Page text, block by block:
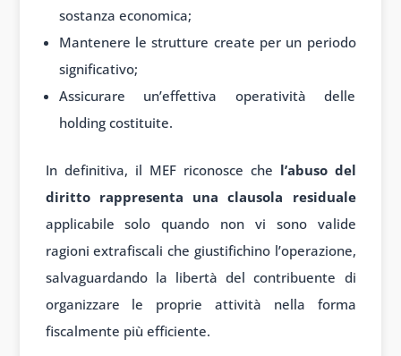
sostanza economica;
Mantenere le strutture create per un periodo
significativo;
Assicurare un’effettiva operatività delle
holding costituite.
In definitiva, il MEF riconosce che l’abuso del
diritto rappresenta una clausola residuale
applicabile solo quando non vi sono valide
ragioni extrafiscali che giustifichino l’operazione,
salvaguardando la libertà del contribuente di
organizzare le proprie attività nella forma
fiscalmente più efficiente.